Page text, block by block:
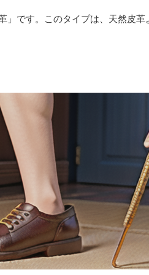
」です。このタイプは、天然皮